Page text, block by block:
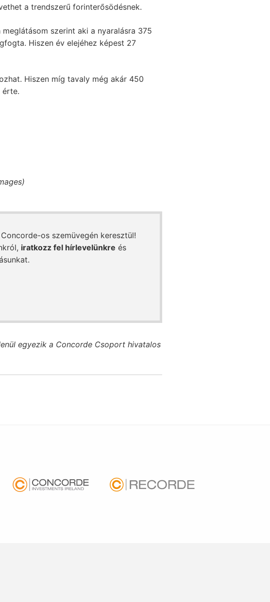
a trendszerű forinterősödésnek.
szerint aki a nyaralásra 375
Hiszen év elejéhez képest 27
Hiszen míg tavaly még akár 450
os szemüvegén keresztül!
iratkozz fel hírlevelünkre és
egyezik a Concorde Csoport hivatalos